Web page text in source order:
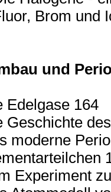
Brom und
und
Edelgase 164
Geschichte
moderne
Experiment